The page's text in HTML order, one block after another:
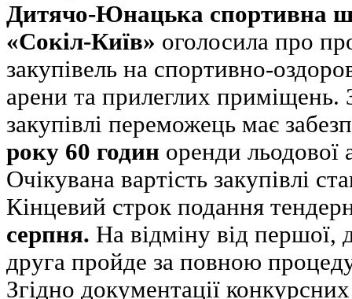
Дитячо-Юнацька спортивна
«Сокіл-Київ» оголосила про
закупівель на спортивно-
арени та прилеглих
закупівлі переможець має
року 60 годин оренди льодової
Очікувана вартість закупівлі
Кінцевий строк подання
серпня. На відміну від першої,
друга пройде за повною
Згідно документації